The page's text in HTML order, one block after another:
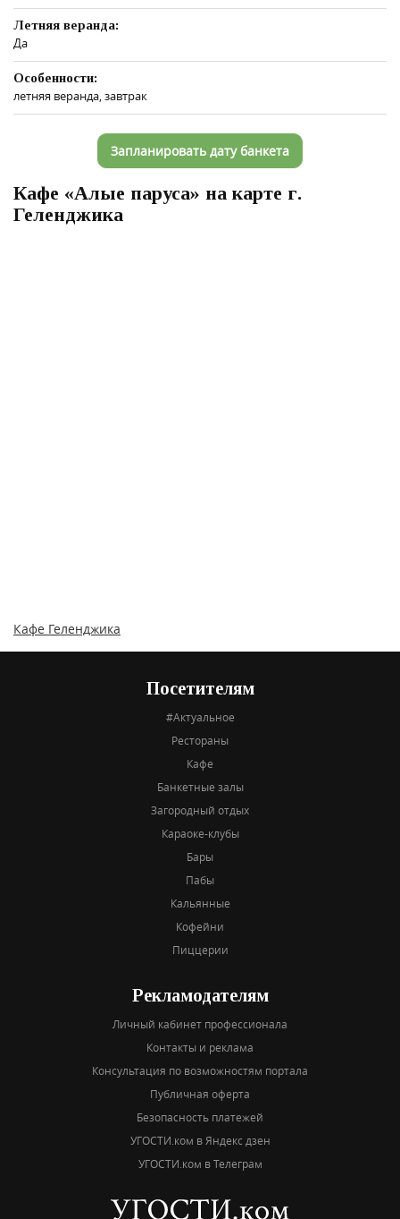
Летняя веранда:
Да
Особенности:
летняя веранда, завтрак
Запланировать дату банкета
Кафе «Алые паруса» на карте г.
Геленджика
Кафе Геленджика
Посетителям
#Актуальное
Рестораны
Кафе
Банкетные залы
Загородный отдых
Караоке-клубы
Бары
Пабы
Кальянные
Кофейни
Пиццерии
Рекламодателям
Личный кабинет профессионала
Контакты и реклама
Консультация по возможностям портала
Публичная оферта
Безопасность платежей
УГОСТИ.ком в Яндекс дзен
УГОСТИ.ком в Телеграм